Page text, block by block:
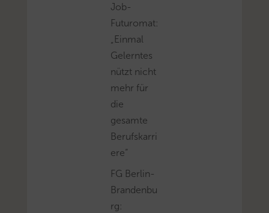
Job-
Futuromat:
„Einmal
Gelerntes
nützt nicht
mehr für
die
gesamte
Berufskarri
ere“
FG Berlin-
Brandenbu
rg: